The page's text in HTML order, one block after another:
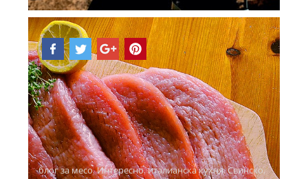
блог за месо,Интересно,италианска кухня,Свинско,